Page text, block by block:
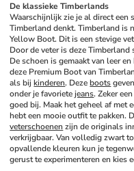
De klassieke Timberlands
Waarschijnlijk zie je al direct een
Timberland denkt. Timberland is
Yellow Boot. Dit is een stevige
Door de veter is deze
De schoen is gemaakt van leer
deze Premium Boot van
als bij kinderen. Deze boots
onder je favoriete jeans. Zeker
goed bij. Maak het geheel af met
hebt een mooie outfit te pakken.
veterschoenen zijn de originals
verkrijgbaar. Van volledig zwart
opvallende kleuren kun je
gerust te experimenteren en kies